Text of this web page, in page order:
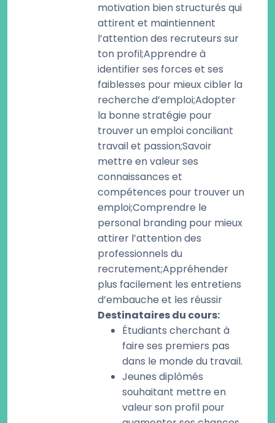
motivation bien structurés qui
attirent et maintiennent
l’attention des recruteurs sur
ton profil;Apprendre à
identifier ses forces et ses
faiblesses pour mieux cibler la
recherche d’emploi;Adopter
la bonne stratégie pour
trouver un emploi conciliant
travail et passion;Savoir
mettre en valeur ses
connaissances et
compétences pour trouver un
emploi;Comprendre le
personal branding pour mieux
attirer l’attention des
professionnels du
recrutement;Appréhender
plus facilement les entretiens
d’embauche et les réussir
Destinataires du cours:
Étudiants cherchant à
faire ses premiers pas
dans le monde du travail.
Jeunes diplômés
souhaitant mettre en
valeur son profil pour